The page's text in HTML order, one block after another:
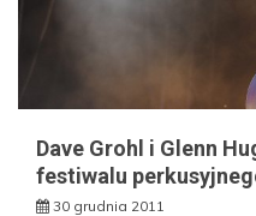
Dave Grohl i Glenn
festiwalu
30 grudnia 2011